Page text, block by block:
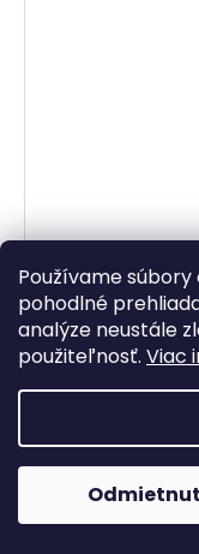
Používame
pohodlné
analýze neustále
použiteľnosť. Viac
Odmietnuť